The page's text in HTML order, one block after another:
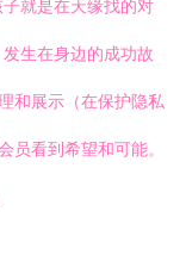
就是在天缘找的对
生在身边的成功故
和展示（在保护隐私
员看到希望和可能。